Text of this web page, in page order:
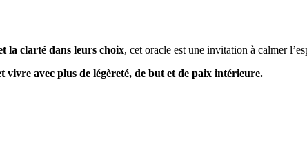
la clarté dans leurs choix, cet oracle est une invitation à calmer
avec plus de légèreté, de but et de paix intérieure.